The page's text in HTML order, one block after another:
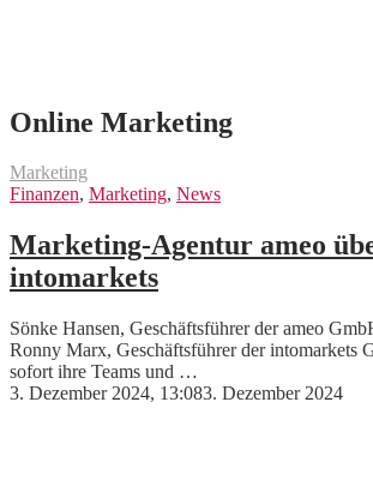
Online Marketing
Marketing
Finanzen, Marketing, News
Marketing-Agentur ameo
intomarkets
Sönke Hansen, Geschäftsführer der ameo
Ronny Marx, Geschäftsführer der intomarkets
sofort ihre Teams und …
3. Dezember 2024, 13:083. Dezember 2024